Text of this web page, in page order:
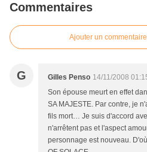
Commentaires
Ajouter un commentaire
G Gilles Penso 14/11/2008
Son épouse meurt en effet
SA MAJESTE. Par contre, je
fils mort… Je suis d'accord
n'arrêtent pas et l'aspect
personnage est nouveau.